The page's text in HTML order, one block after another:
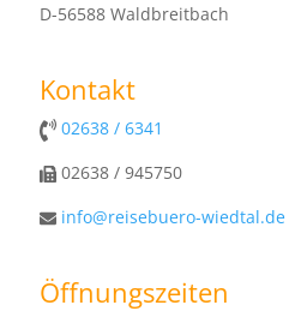
D-56588 Waldbreitbach
Kontakt
02638 / 6341
02638 / 945750
info@reisebuero-wiedtal.de
Öffnungszeiten